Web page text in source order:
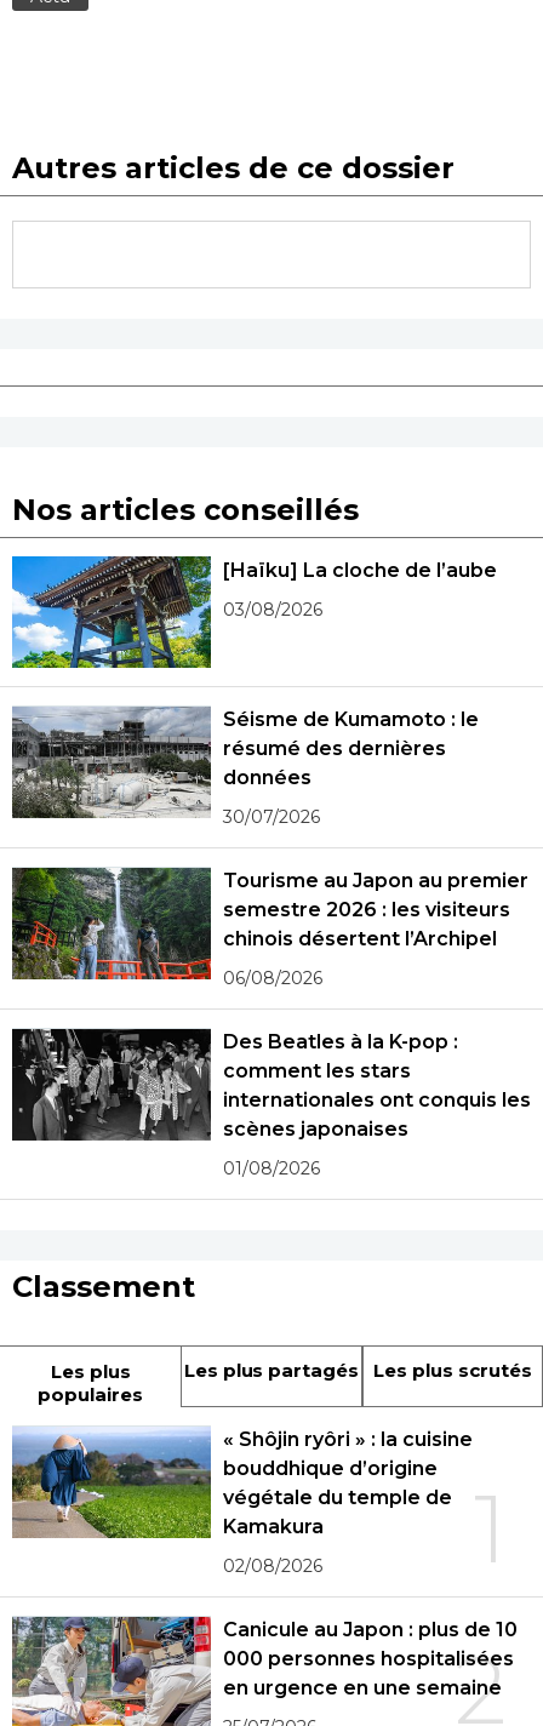
Autres articles de ce dossier
Nos articles conseillés
[Haïku] La cloche de l’aube
03/08/2026
Séisme de Kumamoto : le
résumé des dernières
données
30/07/2026
Tourisme au Japon au premier
semestre 2026 : les visiteurs
chinois désertent l’Archipel
06/08/2026
Des Beatles à la K-pop :
comment les stars
internationales ont conquis les
scènes japonaises
01/08/2026
Classement
Les plus
populaires
Les plus partagés Les plus scrutés
1
« Shôjin ryôri » : la cuisine
bouddhique d’origine
végétale du temple de
Kamakura
02/08/2026
2
Canicule au Japon : plus de 10
000 personnes hospitalisées
en urgence en une semaine